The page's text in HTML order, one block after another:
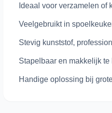
Ideaal voor verzamelen of
Veelgebruikt in
Stevig kunststof,
Stapelbaar en makkelijk te
Handige oplossing bij